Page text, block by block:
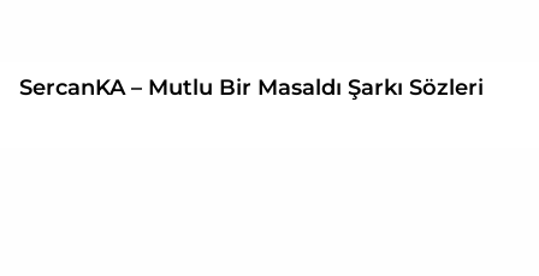
SercanKA – Mutlu Bir Masaldı Şarkı Sözleri